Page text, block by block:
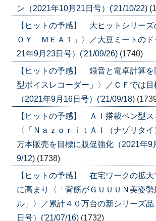
ン（2021年10月21日号）('21/10/22)
【ヒットの予感】 大ヒットシリーズ
ＯＹ ＭＥＡＴ」〉／大豆ミートのド
21年9月23日号）('21/09/26) (1740)
【ヒットの予感】 録音と電卓計算
型ボイスレコーダー」〉／ＣＦでは
（2021年9月16日号）('21/09/18)
【ヒットの予感】 ＡＩ搭載ペン型ス
〈「ＮａｚｏｒｉｔＡＩ（ナゾリタ
万本販売を目標に販促強化（2021年9
9/12) (1738)
【ヒットの予感】 在宅ワークの拡大
に高まり〈「背筋がＧＵＵＵＮ美姿
ル」〉／累計４０万台の新シリーズ
日号）('21/07/16) (1732)